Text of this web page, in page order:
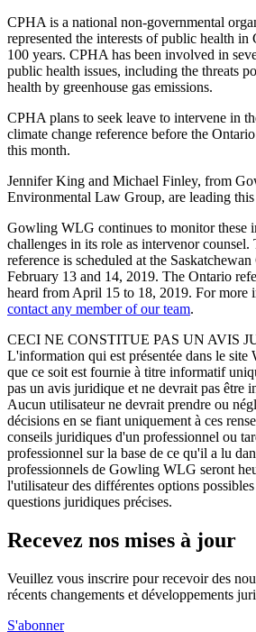
CPHA is a national non-governmental
represented the interests of public health in
100 years. CPHA has been involved in
public health issues, including the threats
health by greenhouse gas emissions.
CPHA plans to seek leave to intervene in
climate change reference before the
this month.
Jennifer King and Michael Finley, from
Environmental Law Group, are leading
Gowling WLG continues to monitor these
challenges in its role as intervenor counsel.
reference is scheduled at the
February 13 and 14, 2019. The Ontario
heard from April 15 to 18, 2019. For more
contact any member of our team.
CECI NE CONSTITUE PAS UN AVIS
L'information qui est présentée dans le site
que ce soit est fournie à titre informatif
pas un avis juridique et ne devrait pas être
Aucun utilisateur ne devrait prendre ou
décisions en se fiant uniquement à ces
conseils juridiques d'un professionnel ou
professionnel sur la base de ce qu'il a lu
professionnels de Gowling WLG seront
l'utilisateur des différentes options
questions juridiques précises.
Recevez nos mises à jour
Veuillez vous inscrire pour recevoir des
récents changements et développements
S'abonner